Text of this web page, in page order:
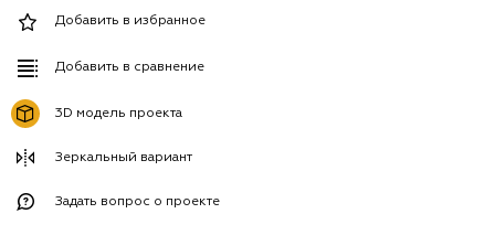
Добавить в избранное
Добавить в сравнение
3D модель проекта
Зеркальный вариант
Задать вопрос о проекте